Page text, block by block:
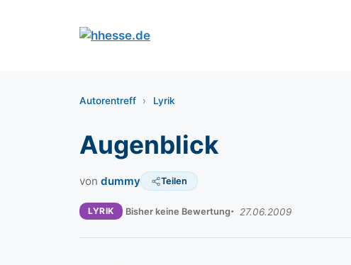
Autorentreff › Lyrik
Augenblick
von dummy Teilen
LYRIK Bisher keine Bewertung 27.06.2009